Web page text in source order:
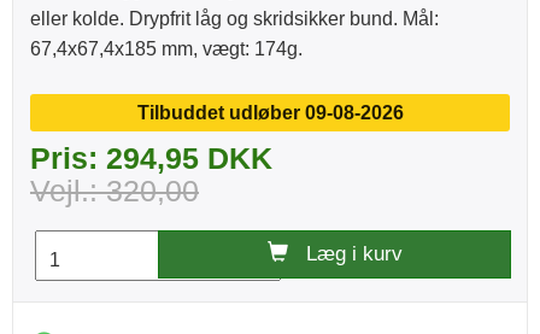
eller kolde. Drypfrit låg og skridsikker bund. Mål:
67,4x67,4x185 mm, vægt: 174g.
Tilbuddet udløber 09-08-2026
Pris: 294,95 DKK
Vejl.: 320,00
Læg i kurv